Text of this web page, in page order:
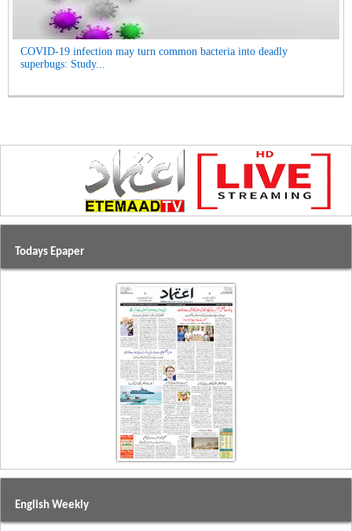
COVID-19 infection may turn common bacteria into deadly
superbugs: Study...
Todays Epaper
English Weekly